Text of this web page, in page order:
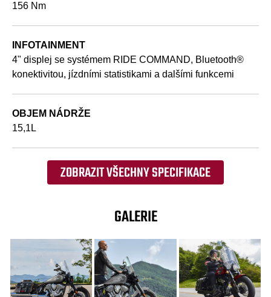
156 Nm
INFOTAINMENT
4" displej se systémem RIDE COMMAND, Bluetooth®
konektivitou, jízdními statistikami a dalšími funkcemi
OBJEM NÁDRŽE
15,1L
ZOBRAZIT VŠECHNY SPECIFIKACE
GALERIE